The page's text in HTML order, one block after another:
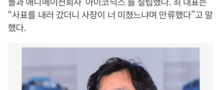
“사표를 내러 갔더니 사장이 너 미쳤느냐며 만류했다”고 말
했다.